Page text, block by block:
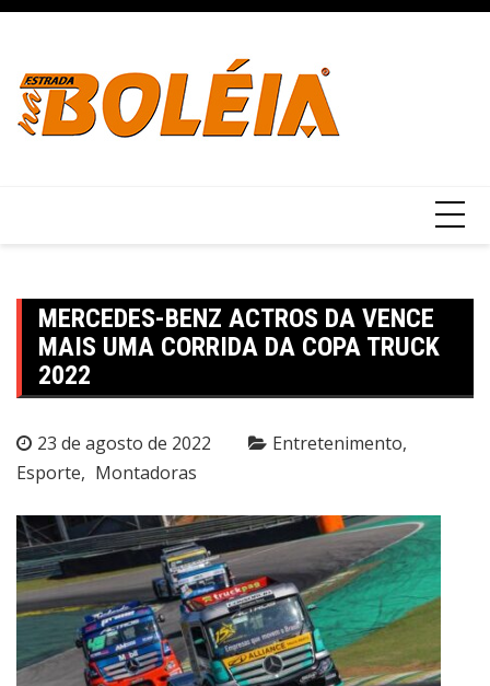
Ir
conteúdo
MERCEDES-BENZ ACTROS DA VENCE
MAIS UMA CORRIDA DA COPA TRUCK
2022
23 de agosto de 2022
Entretenimento
Esporte
Montadoras